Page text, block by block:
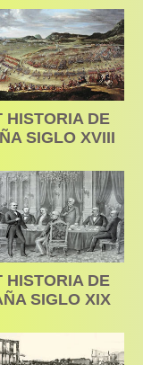
HISTORIA DE
SIGLO XVIII
HISTORIA DE
SIGLO XIX